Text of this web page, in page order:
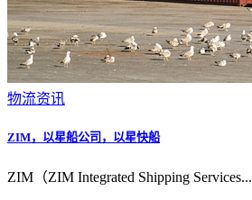
物流资讯
ZIM，以星船公司，以星快船
ZIM（ZIM Integrated Shipping Services...